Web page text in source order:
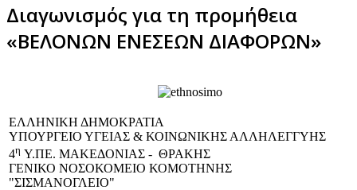
Διαγωνισμός για τη προμήθεια
«ΒΕΛΟΝΩΝ ΕΝΕΣΕΩΝ ΔΙΑΦΟΡΩΝ»
EΛΛΗΝΙΚΗ ΔΗΜΟΚΡΑΤΙΑ
ΥΠΟΥΡΓΕΙΟ ΥΓΕΙΑΣ & ΚΟΙΝΩΝΙΚΗΣ ΑΛΛΗΛΕΓΓΥΗΣ
4η Υ.ΠΕ. ΜΑΚΕΔΟΝΙΑΣ - ΘΡΑΚΗΣ
ΓΕΝΙΚΟ NΟΣΟΚΟΜΕΙΟ ΚΟΜΟΤΗΝΗΣ
"ΣΙΣΜΑΝΟΓΛΕΙΟ"